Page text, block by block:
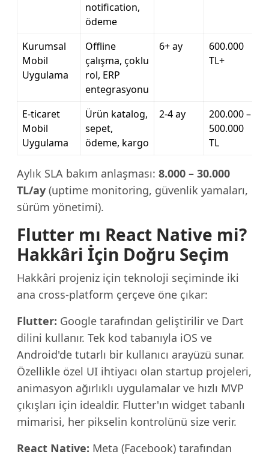
notification,
ödeme
Kurumsal
Mobil
Uygulama
Offline
çalışma, çoklu
rol, ERP
entegrasyonu
6+ ay
600.000
TL+
E-ticaret
Mobil
Uygulama
Ürün katalog,
sepet,
ödeme, kargo
2-4 ay
200.000 –
500.000
TL
Aylık SLA bakım anlaşması: 8.000 – 30.000
TL/ay (uptime monitoring, güvenlik yamaları,
sürüm yönetimi).
Flutter mı React Native mi?
Hakkâri İçin Doğru Seçim
Hakkâri projeniz için teknoloji seçiminde iki
ana cross-platform çerçeve öne çıkar:
Flutter: Google tarafından geliştirilir ve Dart
dilini kullanır. Tek kod tabanıyla iOS ve
Android'de tutarlı bir kullanıcı arayüzü sunar.
Özellikle özel UI ihtiyacı olan startup projeleri,
animasyon ağırlıklı uygulamalar ve hızlı MVP
çıkışları için idealdir. Flutter'ın widget tabanlı
mimarisi, her pikselin kontrolünü size verir.
React Native: Meta (Facebook) tarafından